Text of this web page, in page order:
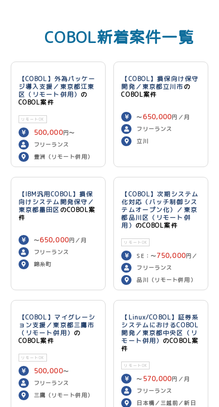
COBOL新着案件一覧
【COBOL】外為パッケー
ジ導入支援／東京都江東
区（リモート併用） の
COBOL案件
リモートOK
500,000円〜
600,000 円／月
フリーランス
豊洲（リモート併用）
【COBOL】損保向け保守
開発／東京都立川市の
COBOL案件
〜 650,000円／月
フリーランス
立川
【IBM汎用COBOL】損保
向けシステム開発保守／
東京都墨田区 のCOBOL案
件
〜650,000円／月
フリーランス
錦糸町
【COBOL】次期システム
化対応（バッチ制御シス
テムオープン化）／東京
都品川区（リモート併
用） のCOBOL案件
リモートOK
SE：〜750,000円／
月 PG：〜700,000
／月
フリーランス
品川（リモート併用）
【COBOL】マイグレーシ
ョン支援／東京都三鷹市
（リモート併用） の
COBOL案件
リモートOK
500,000〜
600,000 円／月
フリーランス
三鷹（リモート併用）
【Linux/COBOL】証券系
システムにおけるCOBOL
開発／東京都中央区（リ
モート併用） のCOBOL案
件
リモートOK
〜 570,000円／月
フリーランス
日本橋／三越前／新日